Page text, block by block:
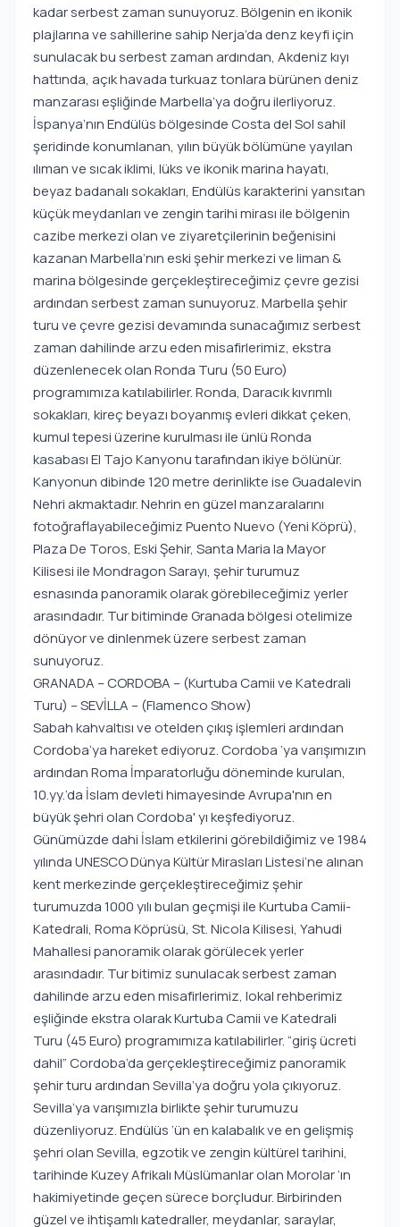
kadar serbest zaman sunuyoruz. Bölgenin en ikonik
plajlarına ve sahillerine sahip Nerja’da denz keyfi için
sunulacak bu serbest zaman ardından, Akdeniz kıyı
hattında, açık havada turkuaz tonlara bürünen deniz
manzarası eşliğinde Marbella’ya doğru ilerliyoruz.
İspanya’nın Endülüs bölgesinde Costa del Sol sahil
şeridinde konumlanan, yılın büyük bölümüne yayılan
ılıman ve sıcak iklimi, lüks ve ikonik marina hayatı,
beyaz badanalı sokakları, Endülüs karakterini yansıtan
küçük meydanları ve zengin tarihi mirası ile bölgenin
cazibe merkezi olan ve ziyaretçilerinin beğenisini
kazanan Marbella’nın eski şehir merkezi ve liman &
marina bölgesinde gerçekleştireceğimiz çevre gezisi
ardından serbest zaman sunuyoruz. Marbella şehir
turu ve çevre gezisi devamında sunacağımız serbest
zaman dahilinde arzu eden misafirlerimiz, ekstra
düzenlenecek olan Ronda Turu (50 Euro)
programımıza katılabilirler. Ronda, Daracık kıvrımlı
sokakları, kireç beyazı boyanmış evleri dikkat çeken,
kumul tepesi üzerine kurulması ile ünlü Ronda
kasabası El Tajo Kanyonu tarafından ikiye bölünür.
Kanyonun dibinde 120 metre derinlikte ise Guadalevin
Nehri akmaktadır. Nehrin en güzel manzaralarını
fotoğraflayabileceğimiz Puento Nuevo (Yeni Köprü),
Plaza De Toros, Eski Şehir, Santa Maria la Mayor
Kilisesi ile Mondragon Sarayı, şehir turumuz
esnasında panoramik olarak görebileceğimiz yerler
arasındadır. Tur bitiminde Granada bölgesi otelimize
dönüyor ve dinlenmek üzere serbest zaman
sunuyoruz.
GRANADA – CORDOBA – (Kurtuba Camii ve Katedrali
Turu) – SEVİLLA – (Flamenco Show)
Sabah kahvaltısı ve otelden çıkış işlemleri ardından
Cordoba’ya hareket ediyoruz. Cordoba ‘ya varışımızın
ardından Roma İmparatorluğu döneminde kurulan,
10.yy.’da İslam devleti himayesinde Avrupa'nın en
büyük şehri olan Cordoba' yı keşfediyoruz.
Günümüzde dahi İslam etkilerini görebildiğimiz ve 1984
yılında UNESCO Dünya Kültür Mirasları Listesi’ne alınan
kent merkezinde gerçekleştireceğimiz şehir
turumuzda 1000 yılı bulan geçmişi ile Kurtuba Camii-
Katedrali, Roma Köprüsü, St. Nicola Kilisesi, Yahudi
Mahallesi panoramik olarak görülecek yerler
arasındadır. Tur bitimiz sunulacak serbest zaman
dahilinde arzu eden misafirlerimiz, lokal rehberimiz
eşliğinde ekstra olarak Kurtuba Camii ve Katedrali
Turu (45 Euro) programımıza katılabilirler. “giriş ücreti
dahil” Cordoba’da gerçekleştireceğimiz panoramik
şehir turu ardından Sevilla’ya doğru yola çıkıyoruz.
Sevilla’ya varışımızla birlikte şehir turumuzu
düzenliyoruz. Endülüs ‘ün en kalabalık ve en gelişmiş
şehri olan Sevilla, egzotik ve zengin kültürel tarihini,
tarihinde Kuzey Afrikalı Müslümanlar olan Morolar ‘ın
hakimiyetinde geçen sürece borçludur. Birbirinden
güzel ve ihtişamlı katedraller, meydanlar, saraylar,